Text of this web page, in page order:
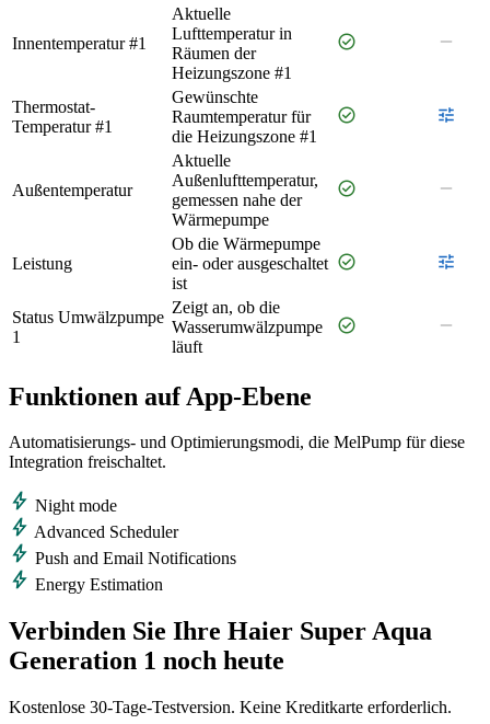
Innentemperatur #1
Aktuelle
Lufttemperatur in
Räumen der
Heizungszone #1
check_circle remove
Thermostat-
Temperatur #1
Gewünschte
Raumtemperatur für
die Heizungszone #1
check_circle tune
Außentemperatur
Aktuelle
Außenlufttemperatur,
gemessen nahe der
Wärmepumpe
check_circle remove
Leistung
Ob die Wärmepumpe
ein- oder ausgeschaltet
ist
check_circle tune
Status Umwälzpumpe
1
Zeigt an, ob die
Wasserumwälzpumpe
läuft
check_circle remove
Funktionen auf App‑Ebene
Automatisierungs- und Optimierungsmodi, die MelPump für diese
Integration freischaltet.
bolt Night mode
bolt Advanced Scheduler
bolt Push and Email Notifications
bolt Energy Estimation
Verbinden Sie Ihre Haier Super Aqua
Generation 1 noch heute
Kostenlose 30‑Tage‑Testversion. Keine Kreditkarte erforderlich.